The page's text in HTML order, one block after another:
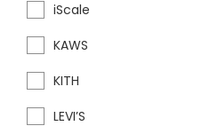
iScale
KAWS
KITH
LEVI’S